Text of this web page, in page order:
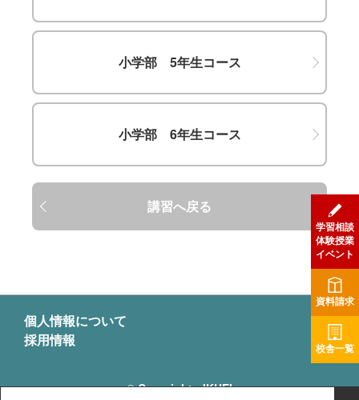
小学部 5年生コース
小学部 6年生コース
講習へ戻る
個人情報について
採用情報
© Copyright - IKUEI
学習相談
体験授業
イベント
資料請求
校舎一覧